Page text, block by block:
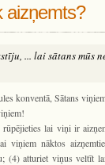
aizņemts?
... lai sātans mūs
konventā, Sātans
lai viņi ir
viņiem nāktos
(4) atturiet viņus veltīt